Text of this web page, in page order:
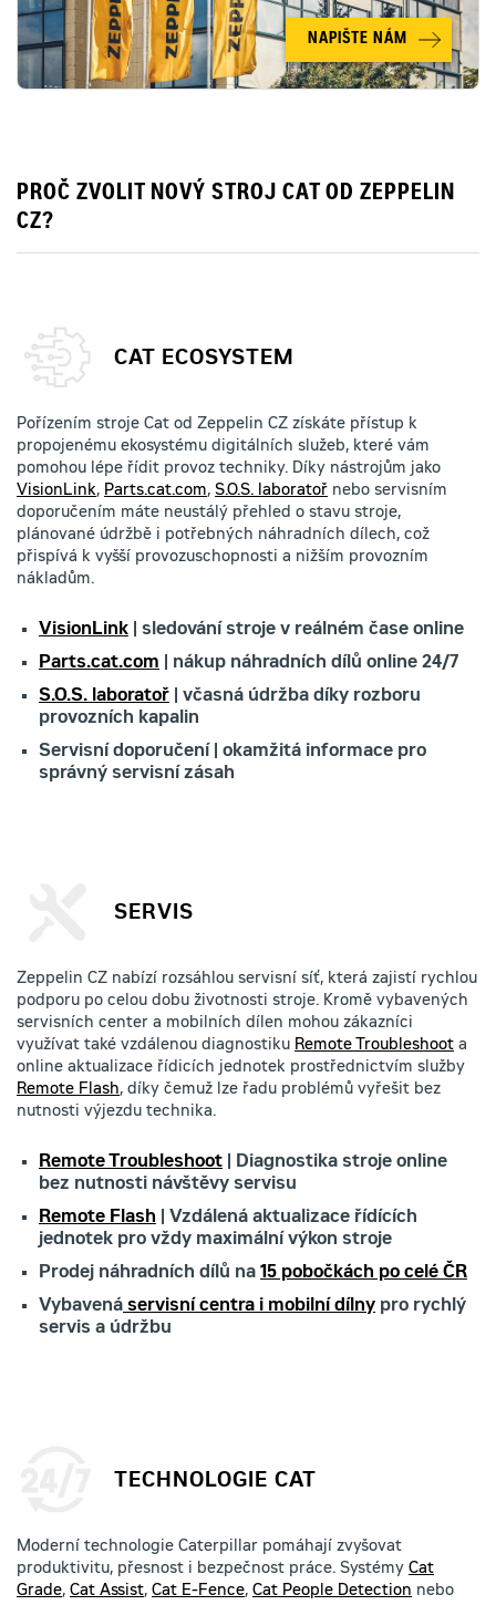
NAPIŠTE NÁM
PROČ ZVOLIT NOVÝ STROJ CAT OD ZEPPELIN
CZ?
CAT ECOSYSTEM
Pořízením stroje Cat od Zeppelin CZ získáte přístup k
propojenému ekosystému digitálních služeb, které vám
pomohou lépe řídit provoz techniky. Díky nástrojům jako
VisionLink, Parts.cat.com, S.O.S. laboratoř nebo servisním
doporučením máte neustálý přehled o stavu stroje,
plánované údržbě i potřebných náhradních dílech, což
přispívá k vyšší provozuschopnosti a nižším provozním
nákladům.
VisionLink | sledování stroje v reálném čase online
Parts.cat.com | nákup náhradních dílů online 24/7
S.O.S. laboratoř | včasná údržba díky rozboru
provozních kapalin
Servisní doporučení | okamžitá informace pro
správný servisní zásah
SERVIS
Zeppelin CZ nabízí rozsáhlou servisní síť, která zajistí rychlou
podporu po celou dobu životnosti stroje. Kromě vybavených
servisních center a mobilních dílen mohou zákazníci
využívat také vzdálenou diagnostiku Remote Troubleshoot a
online aktualizace řídicích jednotek prostřednictvím služby
Remote Flash, díky čemuž lze řadu problémů vyřešit bez
nutnosti výjezdu technika.
Remote Troubleshoot | Diagnostika stroje online
bez nutnosti návštěvy servisu
Remote Flash | Vzdálená aktualizace řídících
jednotek pro vždy maximální výkon stroje
Prodej náhradních dílů na 15 pobočkách po celé ČR
Vybavená servisní centra i mobilní dílny pro rychlý
servis a údržbu
TECHNOLOGIE CAT
Moderní technologie Caterpillar pomáhají zvyšovat
produktivitu, přesnost i bezpečnost práce. Systémy Cat
Grade, Cat Assist, Cat E-Fence, Cat People Detection nebo